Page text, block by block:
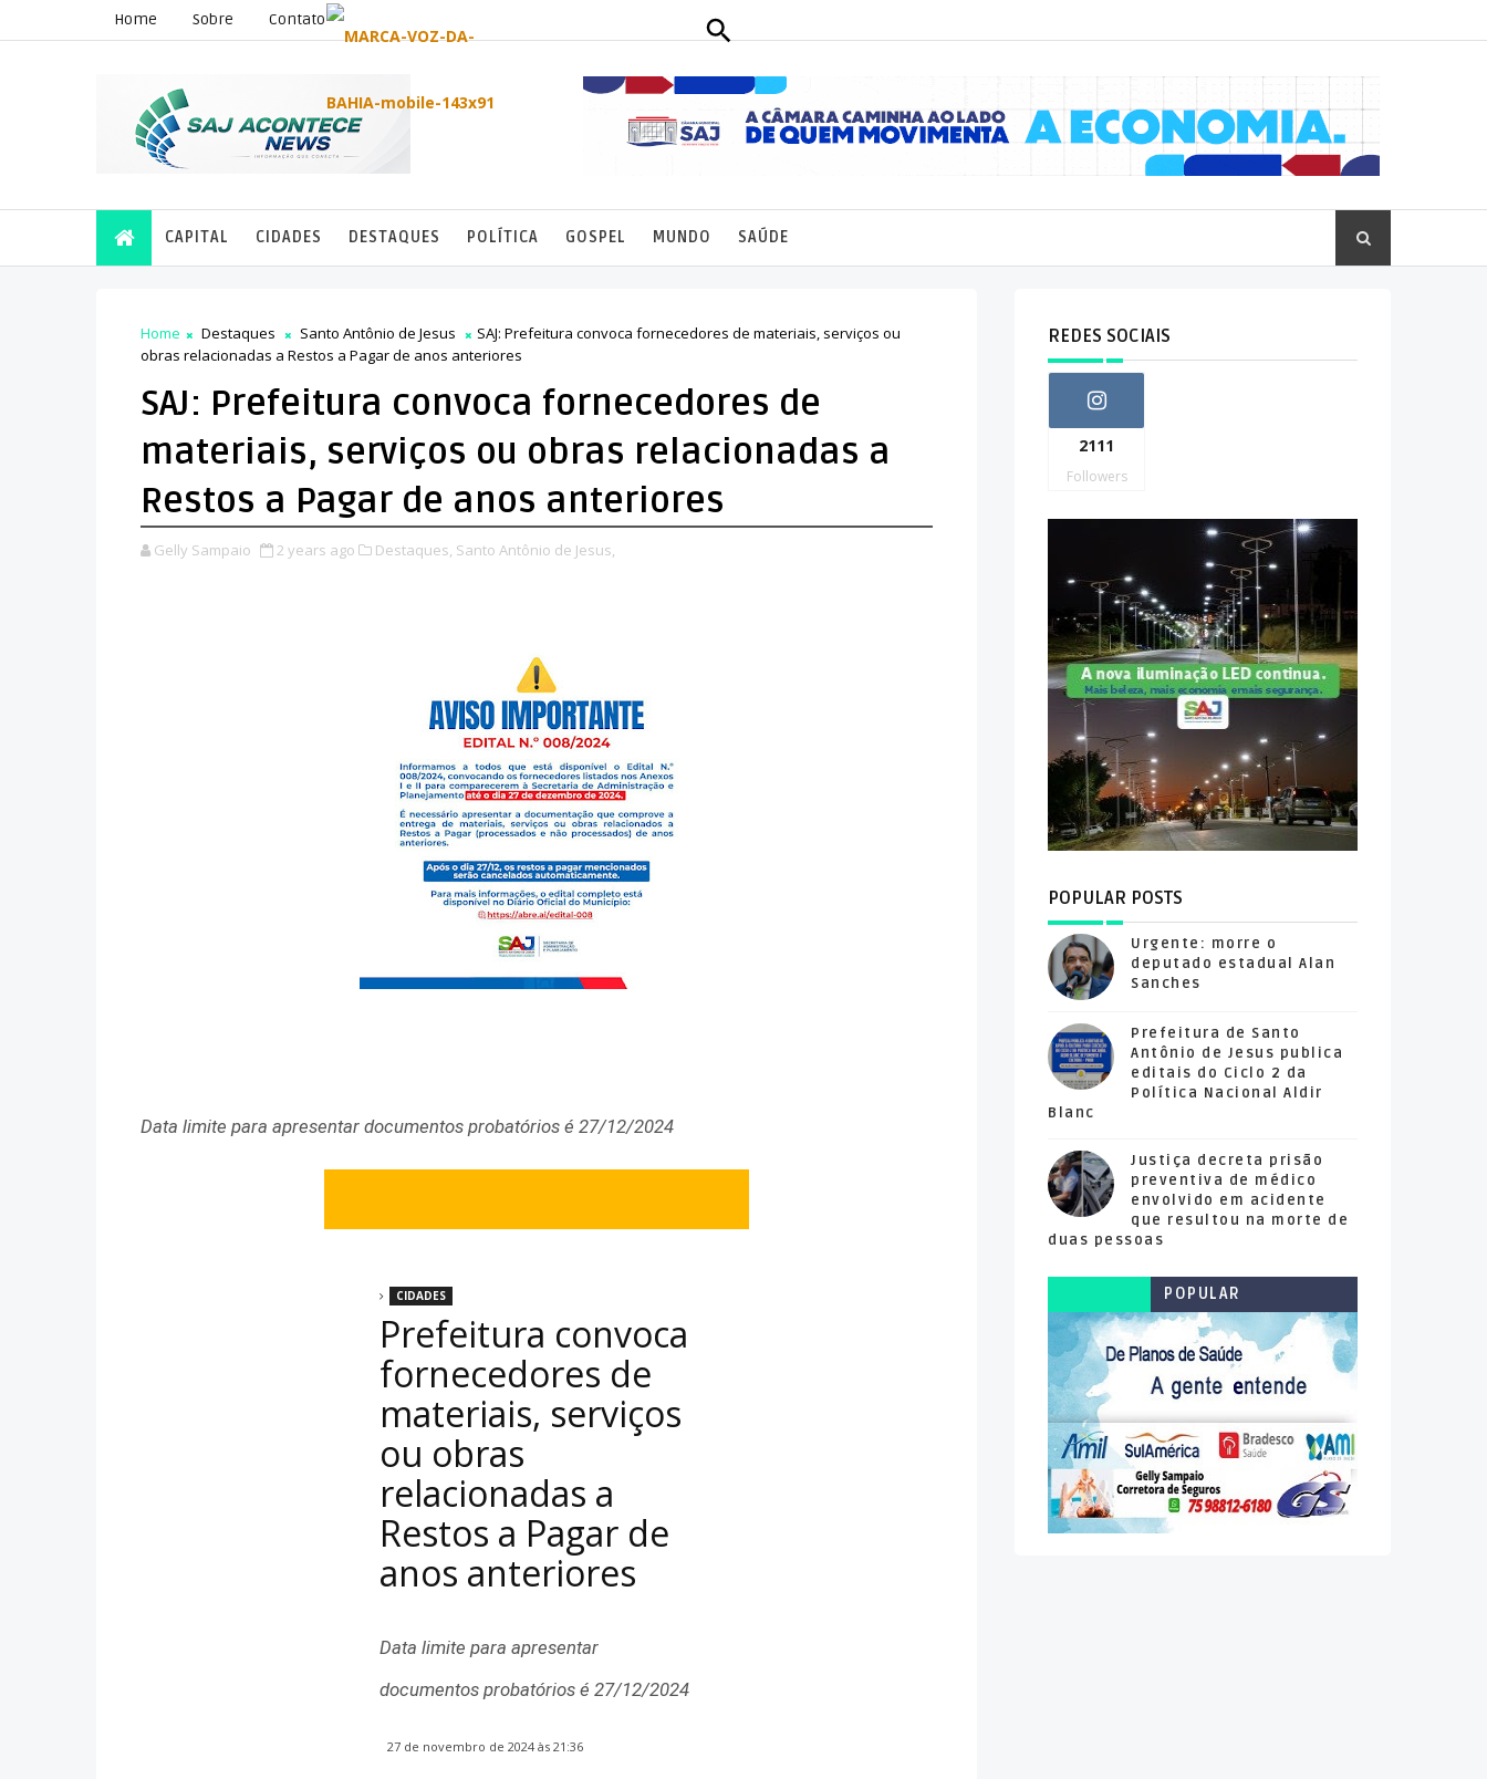
Home Sobre Contato
CAPITAL CIDADES DESTAQUES POLÍTICA GOSPEL MUNDO SAÚDE
Home Destaques Santo Antônio de Jesus
SAJ: Prefeitura convoca fornecedores de materiais, serviços ou
obras relacionadas a Restos a Pagar de anos anteriores
SAJ: Prefeitura convoca fornecedores de
materiais, serviços ou obras relacionadas a
Restos a Pagar de anos anteriores
Gelly Sampaio 2 years ago Destaques, Santo Antônio de Jesus,
Data limite para apresentar documentos probatórios é 27/12/2024
CIDADES
Prefeitura convoca
fornecedores de
materiais, serviços
ou obras
relacionadas a
Restos a Pagar de
anos anteriores
Data limite para apresentar
documentos probatórios é 27/12/2024
27 de novembro de 2024 às 21:36
REDES SOCIAIS
2111
Followers
POPULAR POSTS
Urgente: morre o
deputado estadual Alan
Sanches
Prefeitura de Santo
Antônio de Jesus publica
editais do Ciclo 2 da
Política Nacional Aldir
Blanc
Justiça decreta prisão
preventiva de médico
envolvido em acidente
que resultou na morte de
duas pessoas
POPULAR